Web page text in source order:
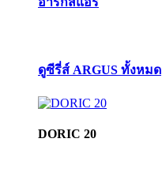
ดูซีรี่ส์ ARGUS ทั้งหมด
DORIC 20